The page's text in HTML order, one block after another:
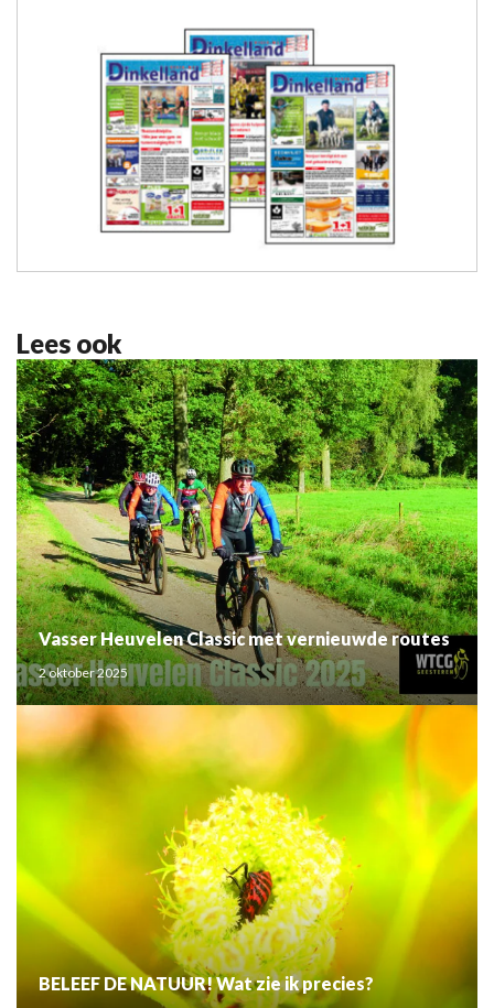
Lees ook
Vasser Heuvelen Classic met vernieuwde routes
2 oktober 2025
BELEEF DE NATUUR! Wat zie ik precies?